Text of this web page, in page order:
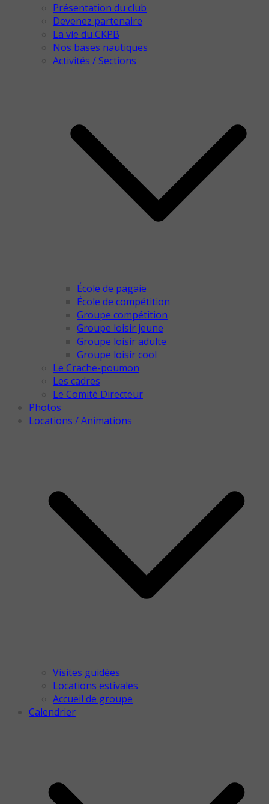
Présentation du club
Devenez partenaire
La vie du CKPB
Nos bases nautiques
Activités / Sections
École de pagaie
École de compétition
Groupe compétition
Groupe loisir jeune
Groupe loisir adulte
Groupe loisir cool
Le Crache-poumon
Les cadres
Le Comité Directeur
Photos
Locations / Animations
Visites guidées
Locations estivales
Accueil de groupe
Calendrier